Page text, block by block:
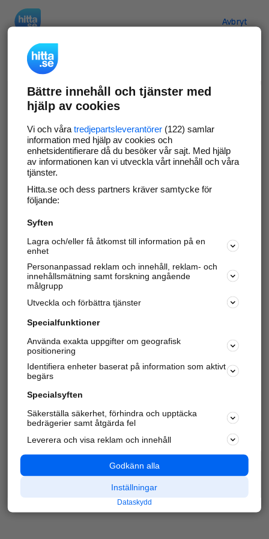
Avbryt
Verifiera ditt företag
Gör som 69 550företag
företagssida på hitta.se och syns bättre mot
kunder i ditt närområde. Helt kostnadsfritt.
Uppdatera din företagsinformation
Svara på och hantera dina omdömen
Har du redan verifierat ditt företag? Logga in
Varje vecka besöker du och4 miljoner
andra
härliga användare oss för att hitta rätt lokal
information om företag, privatpersoner och
platser.
Bättre innehåll och tjänster med
hjälp av cookies
Vi och våra tredjepartsleverantörer(122) samlar
information med hjälp av cookies och
enhetsidentifierare då du besöker vår sajt. Med hjälp
av informationen kan vi utveckla vårt innehåll och våra
tjänster.
Hitta.se och dess partners kräver samtycke för
följande:
Syften
Lagra och/eller få åtkomst till information på en
enhet
Personanpassad reklam och innehåll, reklam- och
innehållsmätning samt forskning angående
målgrupp
Utveckla och förbättra tjänster
Specialfunktioner
Använda exakta uppgifter om geografisk
positionering
Identifiera enheter baserat på information som aktivt
begärs
Specialsyften
Säkerställa säkerhet, förhindra och upptäcka
bedrägerier samt åtgärda fel
Leverera och visa reklam och innehåll
Godkänn alla
Inställningar
Dataskydd